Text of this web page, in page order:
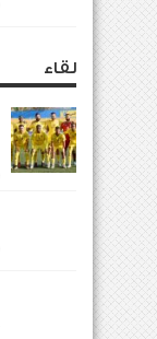
لقاء